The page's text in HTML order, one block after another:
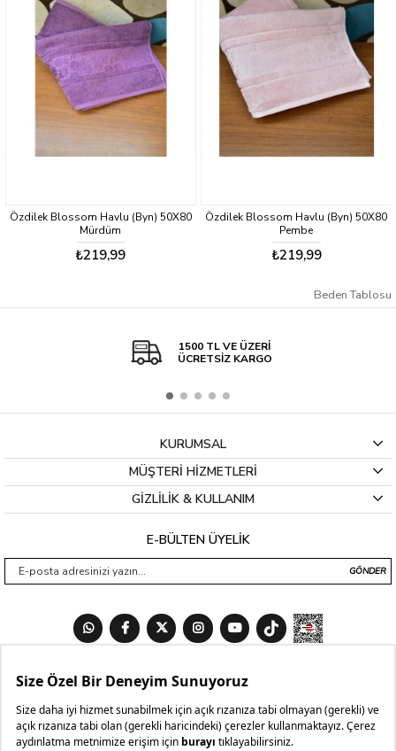
Özdilek Blossom Havlu (Byn) 50X80
Mürdüm
₺219,99
Özdilek Blossom Havlu (Byn) 50X80
Pembe
₺219,99
Beden Tablosu
1500 TL VE ÜZERİ
ÜCRETSİZ KARGO
KURUMSAL
MÜŞTERİ HİZMETLERİ
GİZLİLİK & KULLANIM
E-BÜLTEN ÜYELİK
GÖNDER